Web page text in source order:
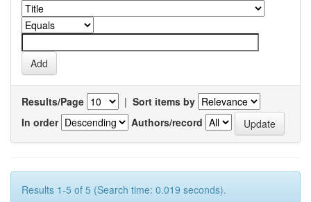
Results/Page | Sort items by
In order
Authors/record
Results 1-5 of 5 (Search time: 0.019 seconds).